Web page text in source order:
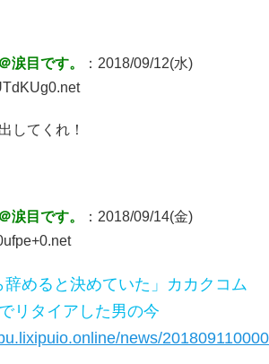
涙目です。
：2018/09/12(水)
してくれ！
涙目です。
：2018/09/14(金)
辞めると決めていた」カカクコム
リタイアした男の今
news/